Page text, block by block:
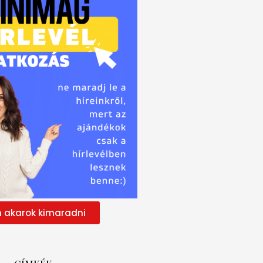
akarok kimaradni